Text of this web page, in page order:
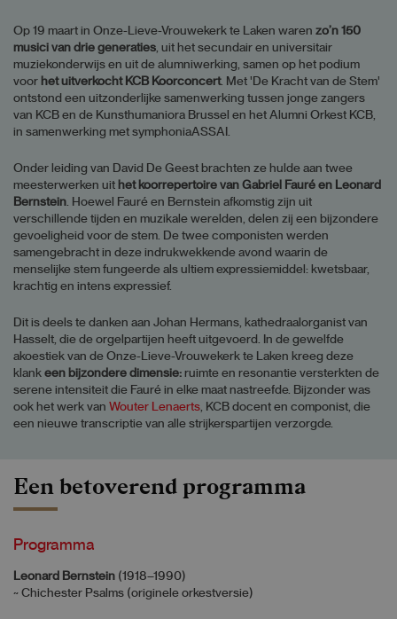
Op 19 maart in Onze-Lieve-Vrouwekerk te Laken waren zo’n 150
musici van drie generaties, uit het secundair en universitair
muziekonderwijs en uit de alumniwerking, samen op het podium
voor het uitverkocht KCB Koorconcert. Met 'De Kracht van de Stem'
ontstond een uitzonderlijke samenwerking tussen jonge zangers
van KCB en de Kunsthumaniora Brussel en het Alumni Orkest KCB,
in samenwerking met symphoniaASSAI.
Onder leiding van David De Geest brachten ze hulde aan twee
meesterwerken uit het koorrepertoire van Gabriel Fauré en Leonard
Bernstein. Hoewel Fauré en Bernstein afkomstig zijn uit
verschillende tijden en muzikale werelden, delen zij een bijzondere
gevoeligheid voor de stem. De twee componisten werden
samengebracht in deze indrukwekkende avond waarin de
menselijke stem fungeerde als ultiem expressiemiddel: kwetsbaar,
krachtig en intens expressief.
Dit is deels te danken aan Johan Hermans, kathedraalorganist van
Hasselt, die de orgelpartijen heeft uitgevoerd. In de gewelfde
akoestiek van de Onze-Lieve-Vrouwekerk te Laken kreeg deze
klank een bijzondere dimensie: ruimte en resonantie versterkten de
serene intensiteit die Fauré in elke maat nastreefde. Bijzonder was
ook het werk van Wouter Lenaerts, KCB docent en componist, die
een nieuwe transcriptie van alle strijkerspartijen verzorgde.
Een betoverend programma
Programma
Leonard Bernstein (1918–1990)
~ Chichester Psalms (originele orkestversie)